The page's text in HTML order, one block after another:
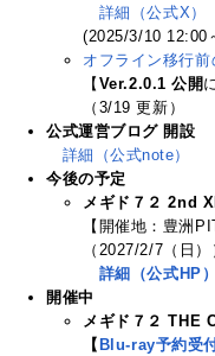
詳細（公式X）
(2025/3/10 12:00
オフライン移行
【 Ver.2.0.1 公開
（3/19 更新）
公式運営ブログ 開設
詳細（公式note）
今後の予定
メギド７２ 2nd
【開催地：豊洲
（2027/2/7（日）
詳細（公式HP）
開催中
メギド７２ THE
【 Blu-ray予約受